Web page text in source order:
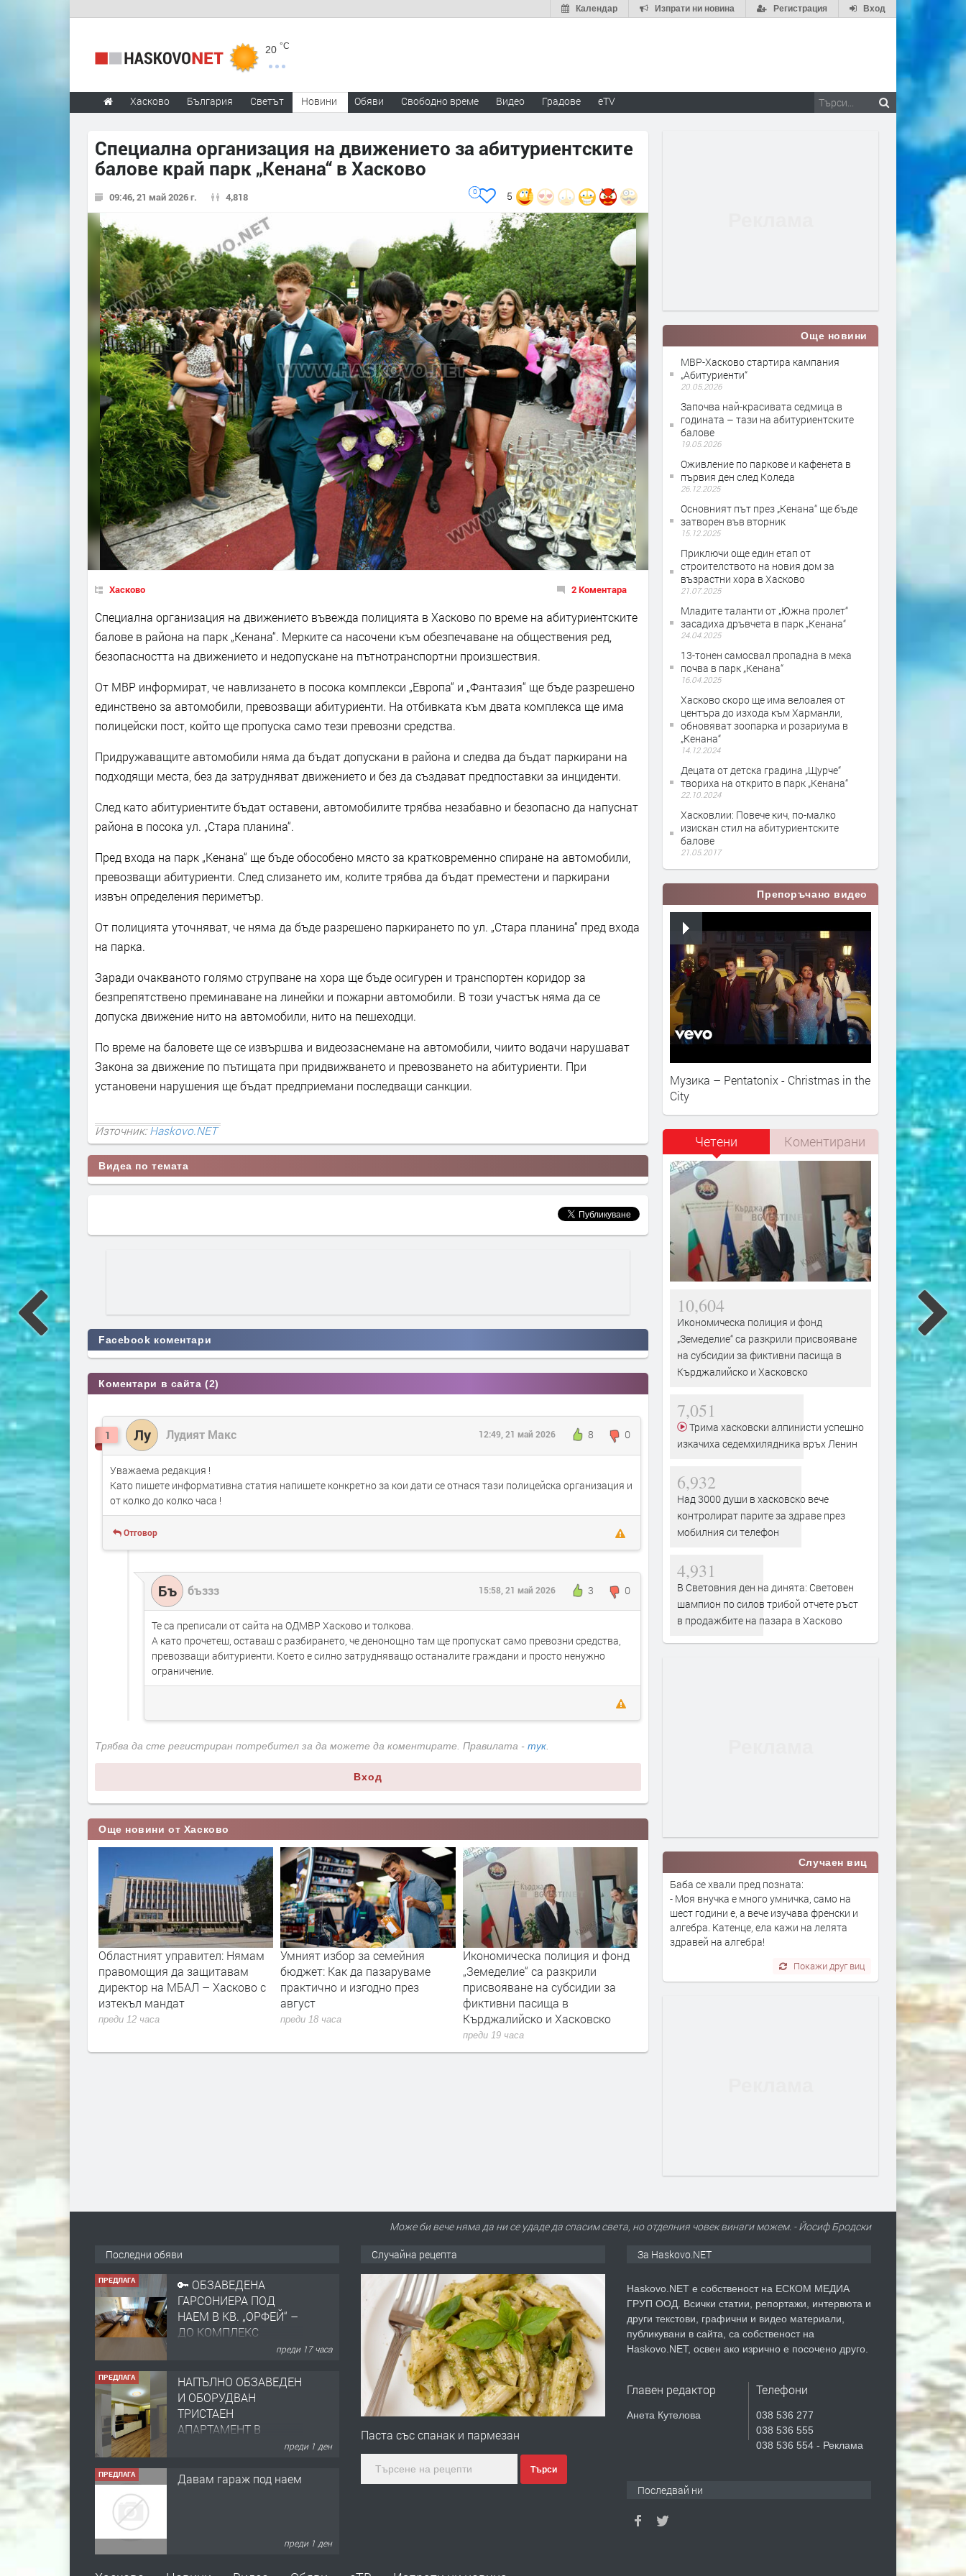
Вход
Регистрация
Изпрати ни новина
Календар
20 °C
Хасково България Светът Новини Обяви Свободно време Видео Градове eTV
Специална организация на движението за абитуриентските
балове край парк „Кенана“ в Хасково
09:46, 21 май 2026 г. 4,818 5
0
Хасково 2 Коментара
Специална организация на движението въвежда полицията в Хасково по време на абитуриентските
балове в района на парк „Кенана“. Мерките са насочени към обезпечаване на обществения ред,
безопасността на движението и недопускане на пътнотранспортни произшествия.
От МВР информират, че навлизането в посока комплекси „Европа“ и „Фантазия“ ще бъде разрешено
единствено за автомобили, превозващи абитуриенти. На отбивката към двата комплекса ще има
полицейски пост, който ще пропуска само тези превозни средства.
Придружаващите автомобили няма да бъдат допускани в района и следва да бъдат паркирани на
подходящи места, без да затрудняват движението и без да създават предпоставки за инциденти.
След като абитуриентите бъдат оставени, автомобилите трябва незабавно и безопасно да напуснат
района в посока ул. „Стара планина“.
Пред входа на парк „Кенана“ ще бъде обособено място за кратковременно спиране на автомобили,
превозващи абитуриенти. След слизането им, колите трябва да бъдат преместени и паркирани
извън определения периметър.
От полицията уточняват, че няма да бъде разрешено паркирането по ул. „Стара планина“ пред входа
на парка.
Заради очакваното голямо струпване на хора ще бъде осигурен и транспортен коридор за
безпрепятствено преминаване на линейки и пожарни автомобили. В този участък няма да се
допуска движение нито на автомобили, нито на пешеходци.
По време на баловете ще се извършва и видеозаснемане на автомобили, чиито водачи нарушават
Закона за движение по пътищата при придвижването и превозването на абитуриенти. При
установени нарушения ще бъдат предприемани последващи санкции.
Източник:Haskovo.NET
Видеа по темата
Facebook коментари
Коментари в сайта (2)
1 Лу Лудият Макс 8 0
12:49, 21 май 2026
Уважаема редакция !
Като пишете информативна статия напишете конкретно за кои дати се отнася тази полицейска организация и
от колко до колко часа !
Отговор
Бъ бъззз 3 0
15:58, 21 май 2026
Те са преписали от сайта на ОДМВР Хасково и толкова.
А като прочетеш, оставаш с разбирането, че денонощно там ще пропускат само превозни средства,
превозващи абитуриенти. Което е силно затрудняващо останалите граждани и просто ненужно
ограничение.
Трябва да сте регистриран потребител за да можете да коментирате. Правилата - тук
Вход
Още новини от Хасково
водач
Областният управител: Нямам
правомощия да защитавам
директор на МБАЛ – Хасково с
изтекъл мандат
преди 12 часа
Умният избор за семейния
бюджет: Как да пазаруваме
практично и изгодно през
август
преди 18 часа
Икономическа полиция и фонд
„Земеделие“ са разкрили
присвояване на субсидии за
фиктивни пасища в
Кърджалийско и Хасковско
преди 19 часа
Познайник на полицията
задържан с дрога
Още новини
МВР-Хасково стартира кампания
„Абитуриенти“
20.05.2026
Започва най-красивата седмица в
годината – тази на абитуриентските
балове
19.05.2026
Оживление по паркове и кафенета в
първия ден след Коледа
26.12.2025
Основният път през „Кенана“ ще бъде
затворен във вторник
15.12.2025
Приключи още един етап от
строителството на новия дом за
възрастни хора в Хасково
21.07.2025
Младите таланти от „Южна пролет“
засадиха дръвчета в парк „Кенана“
24.04.2025
13-тонен самосвал пропадна в мека
почва в парк „Кенана“
16.04.2025
Хасково скоро ще има велоалея от
центъра до изхода към Харманли,
обновяват зоопарка и розариума в
„Кенана“
14.12.2024
Децата от детска градина „Щурче“
твориха на открито в парк „Кенана“
22.10.2024
Хасковлии: Повече кич, по-малко
изискан стил на абитуриентските
балове
21.05.2017
Препоръчано видео
Музика – Pentatonix - Christmas in the
City
Четени Коментирани
10,604
Икономическа полиция и фонд
„Земеделие“ са разкрили присвояване
на субсидии за фиктивни пасища в
Кърджалийско и Хасковско
7,051
Трима хасковски алпинисти успешно
изкачиха седемхилядника връх Ленин
6,932
Над 3000 души в хасковско вече
контролират парите за здраве през
мобилния си телефон
4,931
В Световния ден на динята: Световен
шампион по силов трибой отчете ръст
в продажбите на пазара в Хасково
Случаен виц
Баба се хвали пред позната:
- Моя внучка е много умничка, само на
шест години е, а вече изучава френски и
алгебра. Кaтенце, ела кажи на лелята
здравей на алгебра!
Покажи друг виц
Може би вече няма да ни се удаде да спасим света, но отделния човек винаги можем. - Йосиф Бродски
Последни обяви
ПРЕДЛАГА
🔑 ОБЗАВЕДЕНА
ГАРСОНИЕРА ПОД
НАЕМ В КВ. „ОРФЕЙ“ –
ДО КОМПЛЕКС
преди 17 часа
ПРЕДЛАГА
НАПЪЛНО ОБЗАВЕДЕН
И ОБОРУДВАН
ТРИСТАЕН
АПАРТАМЕНТ В
преди 1 ден
ПРЕДЛАГА Давам гараж под наем
преди 1 ден
Случайна рецепта
Паста със спанак и пармезан
Търси
За Haskovo.NET
Haskovo.NET е собственост на ЕСКОМ МЕДИА
ГРУП ООД. Всички статии, репортажи, интервюта и
други текстови, графични и видео материали,
публикувани в сайта, са собственост на
Haskovo.NET, освен ако изрично е посочено друго.
Главен редактор
Анета Кутелова
Телефони
038 536 277
038 536 555
038 536 554 - Реклама
Последвай ни